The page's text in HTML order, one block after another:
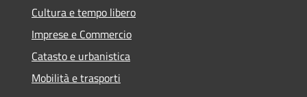
Cultura e tempo libero
Imprese e Commercio
Catasto e urbanistica
Mobilità e trasporti